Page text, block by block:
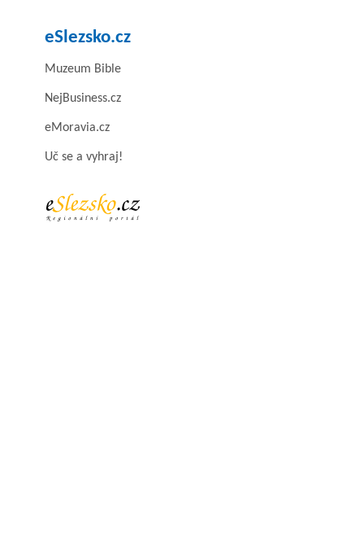
eSlezsko.cz
Muzeum Bible
NejBusiness.cz
eMoravia.cz
Uč se a vyhraj!